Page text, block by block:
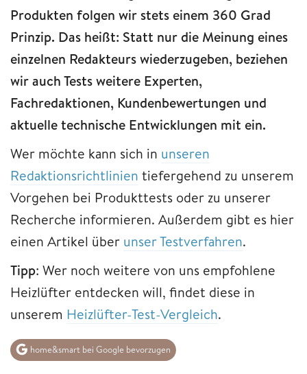
Produkten folgen wir stets einem 360 Grad
Prinzip. Das heißt: Statt nur die Meinung eines
einzelnen Redakteurs wiederzugeben, beziehen
wir auch Tests weitere Experten,
Fachredaktionen, Kundenbewertungen und
aktuelle technische Entwicklungen mit ein.
Wer möchte kann sich in unseren
Redaktionsrichtlinien tiefergehend zu unserem
Vorgehen bei Produkttests oder zu unserer
Recherche informieren. Außerdem gibt es hier
einen Artikel über unser Testverfahren.
Tipp: Wer noch weitere von uns empfohlene
Heizlüfter entdecken will, findet diese in
unserem Heizlüfter-Test-Vergleich.
home&smart bei Google bevorzugen